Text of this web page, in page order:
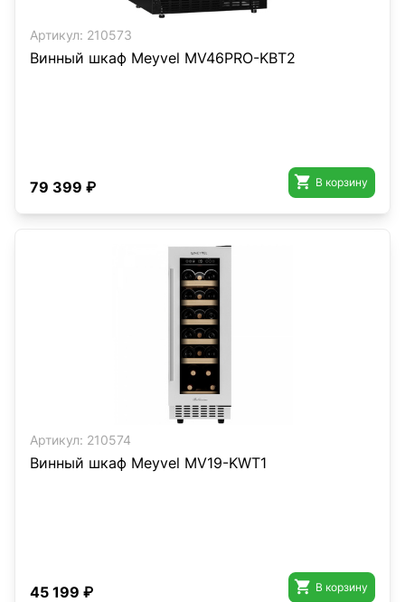
Артикул: 210573
Винный шкаф Meyvel MV46PRO-KBT2
79 399 ₽  В корзину
Артикул: 210574
Винный шкаф Meyvel MV19-KWT1
45 199 ₽  В корзину